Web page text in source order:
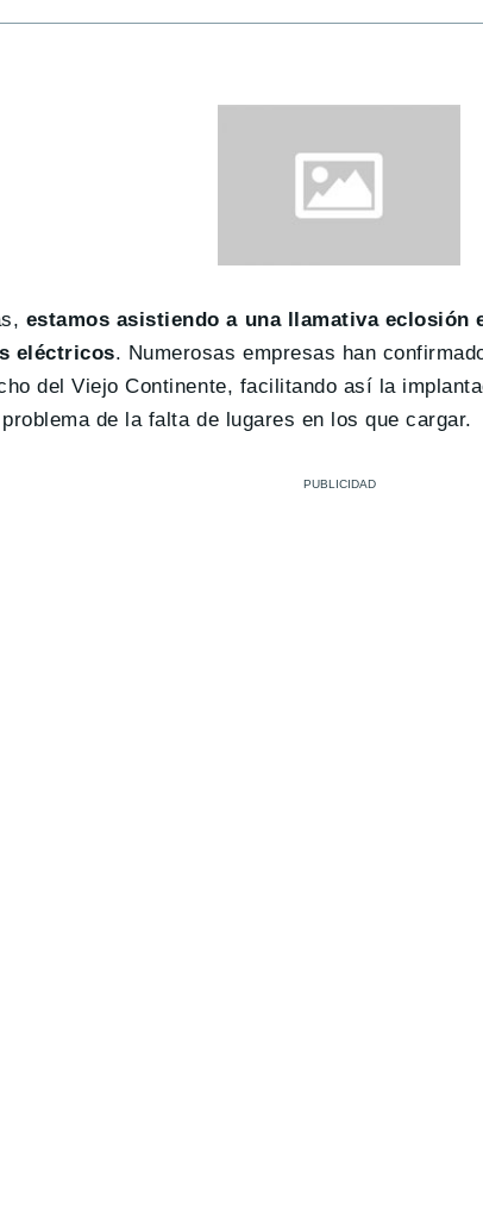
estamos asistiendo a una llamativa
eléctricos. Numerosas empresas han
del Viejo Continente, facilitando así la
de la falta de lugares en los que cargar.